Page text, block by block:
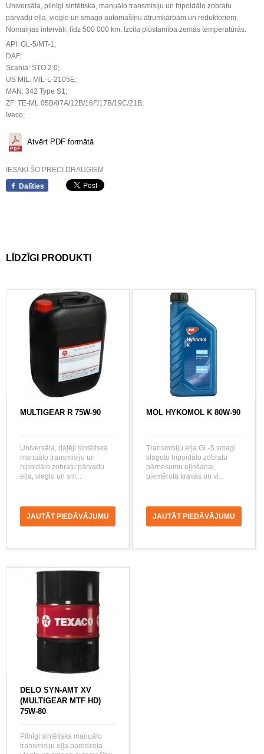
Universāla, pilnīgi sintētiska, manuālo transmisiju un hipoidālo zobratu
pārvadu eļļa, vieglo un smago automašīnu ātrumkārbām un reduktoriem.
Nomaiņas intervāli, līdz 500 000 km. Izcila plūstamība zemās temperatūrās.
API: GL-5/MT-1;
DAF;
Scania: STO 2:0;
US MIL: MIL-L-2105E;
MAN: 342 Type S1;
ZF: TE-ML 05B/07A/12B/16F/17B/19C/21B;
Iveco;
Atvērt PDF formātā
IESAKI ŠO PRECI DRAUGIEM
Dalīties
LĪDZĪGI PRODUKTI
MULTIGEAR R 75W-90
Universāla, daļēji sintētiska
manuālo transmisiju un
hipoidālo zobratu pārvadu
eļļa, vieglo un sm...
JAUTĀT PIEDĀVĀJUMU
MOL HYKOMOL K 80W-90
Transmisiju eļļa GL-5 smagi
slogotu hipoidālo zobratu
pārnesumu eļļošanai,
piemērota kravas un vi...
JAUTĀT PIEDĀVĀJUMU
DELO SYN-AMT XV
(MULTIGEAR MTF HD)
75W-80
Pilnīgi sintētiska manuālo
transmisiju eļļa paredzēta